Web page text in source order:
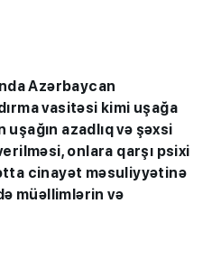
Azərbaycan
vasitəsi kimi uşağa
azadlıq və şəxsi
onlara qarşı psixi
cinayət məsuliyyətinə
müəllimlərin və